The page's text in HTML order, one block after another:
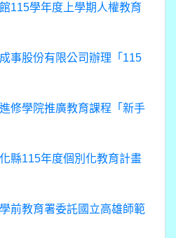
115學年度上學期人權教育
事股份有限公司辦理「115
修學院推廣教育課程「新手
縣115年度個別化教育計畫
前教育署委託國立高雄師範